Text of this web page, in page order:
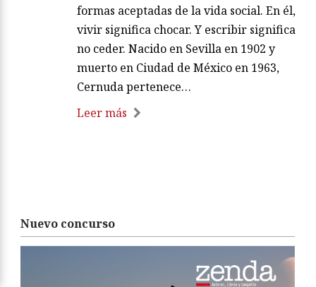
formas aceptadas de la vida social. En él,
vivir significa chocar. Y escribir significa
no ceder. Nacido en Sevilla en 1902 y
muerto en Ciudad de México en 1963,
Cernuda pertenece…
Leer más
Nuevo concurso